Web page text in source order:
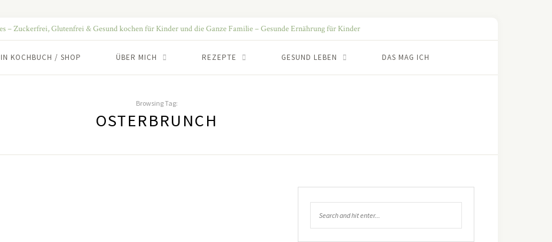
KOCHBUCH / SHOP ÜBER MICH REZEPTE GESUND LEBEN DAS MAG ICH
Browsing Tag:
OSTERBRUNCH